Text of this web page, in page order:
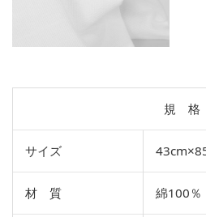
規 格
サイズ
材 質 綿100％